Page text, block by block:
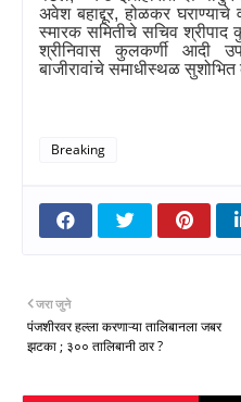
अवेश बहाद्दूर,होळकर
स्मारक समितीचे सचिव
श्रीनिवास कुलकर्णी आदी
बाजीरावांचे समाधीस्थळ
Breaking
जरा जुने
पंजशीरवर हल्ला करणाऱ्या तालिबानला जबर
झटका ; ३०० तालिबानी ठार ?